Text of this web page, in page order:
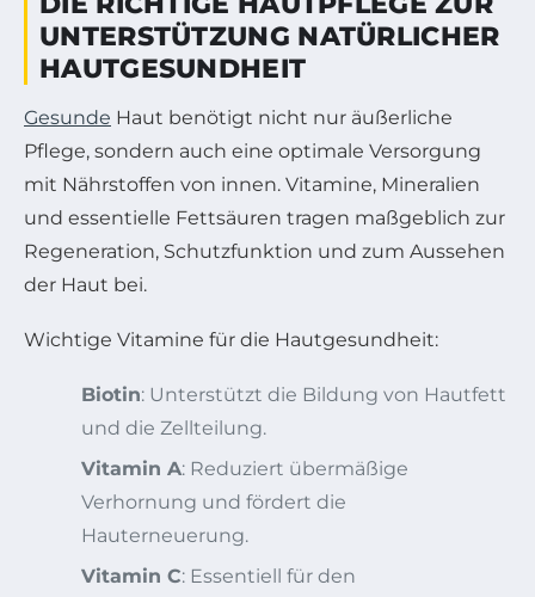
UNTERSTÜTZUNG NATÜRLICHER
HAUTGESUNDHEIT
Gesunde Haut benötigt nicht nur äußerliche
Pflege, sondern auch eine optimale Versorgung
mit Nährstoffen von innen. Vitamine, Mineralien
und essentielle Fettsäuren tragen maßgeblich zur
Regeneration, Schutzfunktion und zum Aussehen
der Haut bei.
Wichtige Vitamine für die Hautgesundheit:
Biotin: Unterstützt die Bildung von Hautfett
und die Zellteilung.
Vitamin A: Reduziert übermäßige
Verhornung und fördert die
Hauterneuerung.
Vitamin C: Essentiell für den